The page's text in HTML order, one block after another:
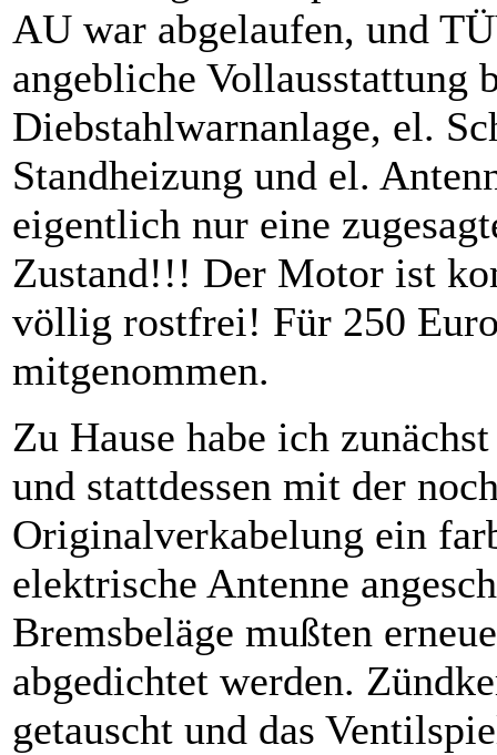
AU war abgelaufen, und
angebliche Vollausstattung
Diebstahlwarnanlage, el.
Standheizung und el.
eigentlich nur eine
Zustand!!! Der Motor ist
völlig rostfrei! Für 250
mitgenommen.
Zu Hause habe ich
und stattdessen mit der
Originalverkabelung ein
elektrische Antenne
Bremsbeläge mußten
abgedichtet werden.
getauscht und das